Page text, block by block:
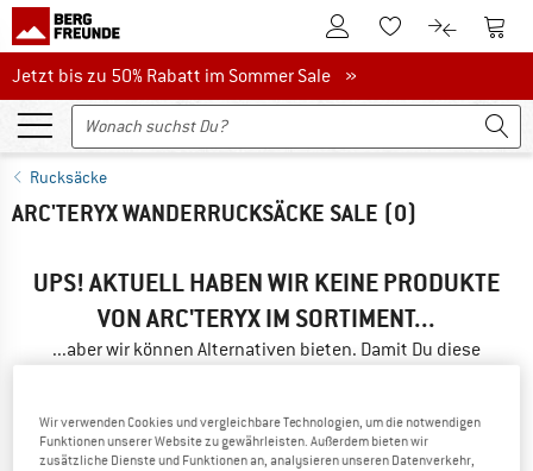
Zum KundenkontoZum Merkzettel.
Zum Zum
Jetzt bis zu 50% Rabatt im Sommer Sale
Jetzt bis zu 50% Rabatt im Sommer Sale »
Rucksäcke
ARC'TERYX WANDERRUCKSÄCKE SALE (0)
UPS! AKTUELL HABEN WIR KEINE PRODUKTE
VON ARC'TERYX IM SORTIMENT...
...aber wir können Alternativen bieten. Damit Du diese
» Gehe zurück zur vorherigen Seiteund versuche es mit
Wir verwenden Cookies und vergleichbare Technologien, um die notwendigen
Funktionen unserer Website zu gewährleisten. Außerdem bieten wir
zusätzliche Dienste und Funktionen an, analysieren unseren Datenverkehr,